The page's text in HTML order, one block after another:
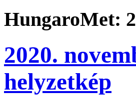
HungaroMet:
2020.
helyzetkép